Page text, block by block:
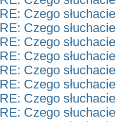
RE: Czego
RE: Czego
RE: Czego
RE: Czego
RE: Czego
RE: Czego
RE: Czego
RE: Czego